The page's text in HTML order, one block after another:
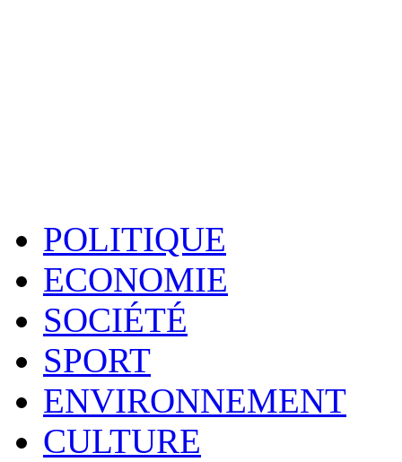
POLITIQUE
ECONOMIE
SOCIÉTÉ
SPORT
ENVIRONNEMENT
CULTURE